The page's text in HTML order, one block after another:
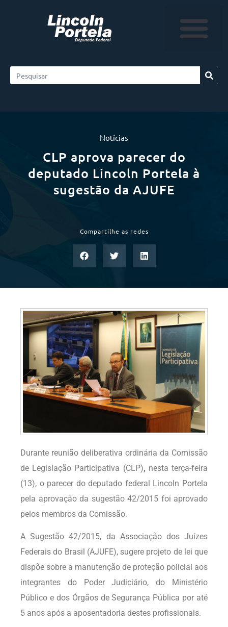
Notícias
CLP aprova parecer do
deputado Lincoln Portela à
sugestão da AJUFE
Compartilhe as redes
Durante reunião deliberativa ordinária da Comissão
de Legislação Participativa (CLP), nesta terça-feira
(13), o parecer do deputado federal Lincoln Portela
pela aprovação da sugestão 42/2015 foi aprovado
pelos membros da Comissão.
A Sugestão 42/2015, da Associação dos Juízes
Federais do Brasil (AJUFE), sugere projeto de lei que
dispõe sobre a manutenção de proteção policial aos
integrantes do Poder Judiciário, do Ministério
Público e dos Órgãos de Segurança Pública por até
5 anos após a aposentadoria destes profissionais.